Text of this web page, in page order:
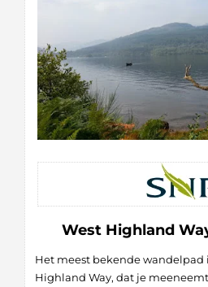
West Highland
Het meest bekende wandelpad
Highland Way, dat je